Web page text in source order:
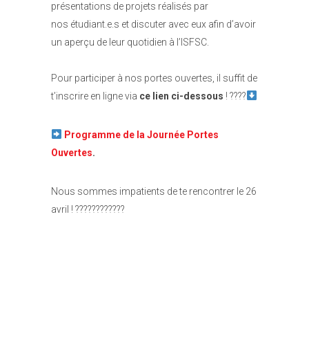
présentations de projets réalisés par
nos étudiant.e.s et discuter avec eux afin d’avoir
un aperçu de leur quotidien à l’ISFSC.
Pour participer à nos portes ouvertes, il suffit de
t’inscrire en ligne via ce lien ci-dessous ! ????
Programme de la Journée Portes
Ouvertes.
Nous sommes impatients de te rencontrer le 26
avril ! ????????????